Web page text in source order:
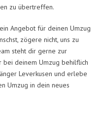
zu übertreffen.
Angebot für deinen Umzug
zögere nicht, uns zu
steht dir gerne zur
bei deinem Umzug behilflich
Leverkusen und erlebe
Umzug in dein neues